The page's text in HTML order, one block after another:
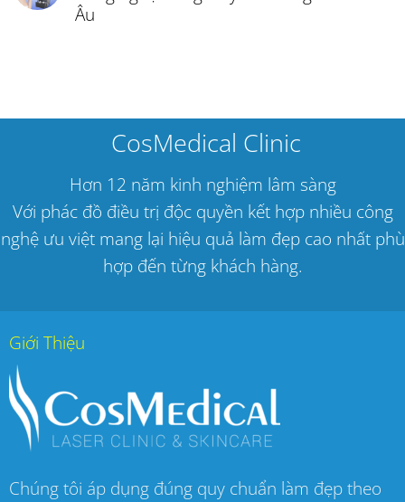
Âu
CosMedical Clinic
Hơn 12 năm kinh nghiệm lâm sàng
Với phác đồ điều trị độc quyền kết hợp nhiều công
nghệ ưu việt mang lại hiệu quả làm đẹp cao nhất phù
hợp đến từng khách hàng.
Giới Thiệu
Chúng tôi áp dụng đúng quy chuẩn làm đẹp theo